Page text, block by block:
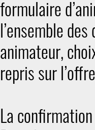
formulaire
l’ensemble
animateur,
repris sur
La